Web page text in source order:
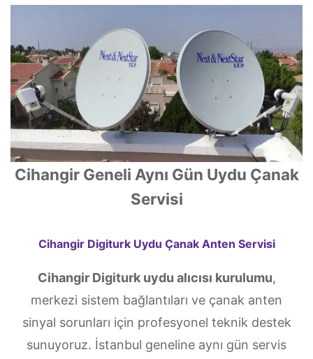
Cihangir Geneli Aynı Gün Uydu Çanak
Servisi
Cihangir Digiturk Uydu Çanak Anten Servisi
Cihangir Digiturk uydu alıcısı kurulumu,
merkezi sistem bağlantıları ve çanak anten
sinyal sorunları için profesyonel teknik destek
sunuyoruz. İstanbul geneline aynı gün servis